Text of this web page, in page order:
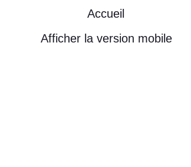
Accueil
Afficher la version mobile